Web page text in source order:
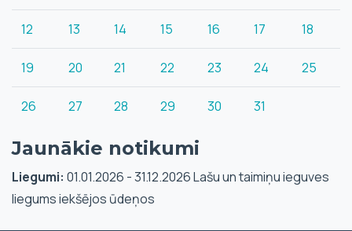
12 13 14 15 16 17 18
19 20 21 22 23 24 25
26 27 28 29 30 31
Jaunākie notikumi
Liegumi: 01.01.2026 - 31.12.2026 Lašu un taimiņu ieguves
liegums iekšējos ūdeņos